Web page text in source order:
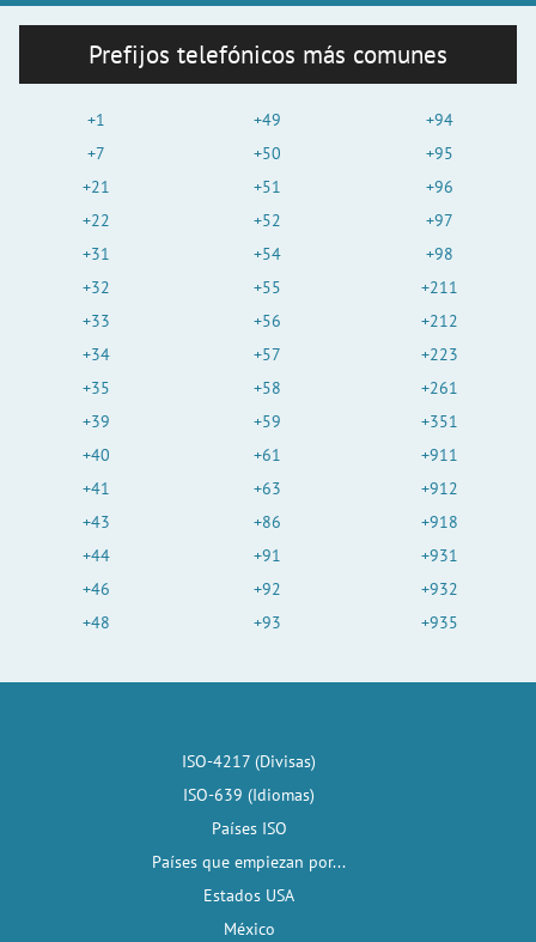
Prefijos telefónicos más comunes
+1
+7
+21
+22
+31
+32
+33
+34
+35
+39
+40
+41
+43
+44
+46
+48
+49
+50
+51
+52
+54
+55
+56
+57
+58
+59
+61
+63
+86
+91
+92
+93
+94
+95
+96
+97
+98
+211
+212
+223
+261
+351
+911
+912
+918
+931
+932
+935
ISO-4217 (Divisas)
ISO-639 (Idiomas)
Países ISO
Países que empiezan por...
Estados USA
México